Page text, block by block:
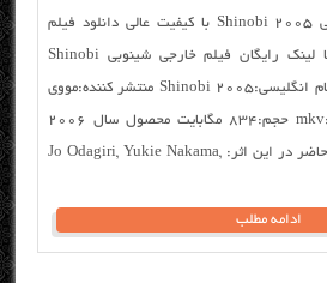
رایگان فیلم خارجی شینوبی Shinobi 2005 با کیفیت عالی دانلود فیلم
شینوبی Shinobi 2005 با لینک رایگان فیلم خارجی شینوبی Shinobi
2005 نام فارسی:شینوبی نام انگلیسی:Shinobi 2005 منتشر کننده:مووی
انجمن ایرانی فرمت ویدئو:mkv حجم:۸۳۴ مگابایت محصول سال ۲۰۰۶
کشور کره جنوبی هنرمندان حاضر در این اثر: Jo Odagiri, Yukie Nakama,
ادامه مطلب